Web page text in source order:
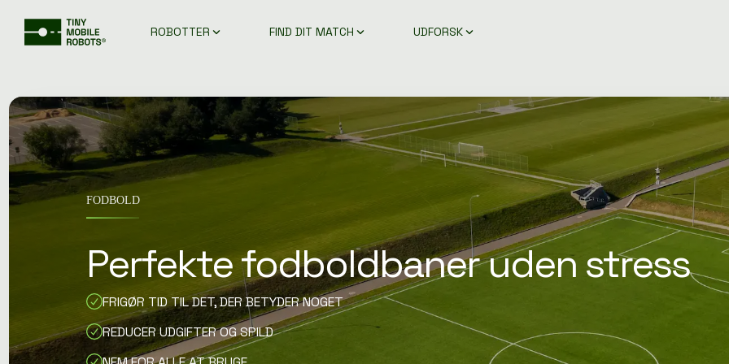
direkte
hovedindholdet.
ROBOTTER FIND DIT MATCH UDFORSK
FODBOLD
Perfekte fodboldbaner uden stress
FRIGØR TID TIL DET, DER BETYDER NOGET
REDUCER UDGIFTER OG SPILD